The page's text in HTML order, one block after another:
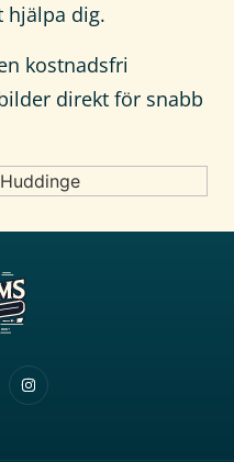
hjälpa dig.
kostnadsfri
direkt för snabb